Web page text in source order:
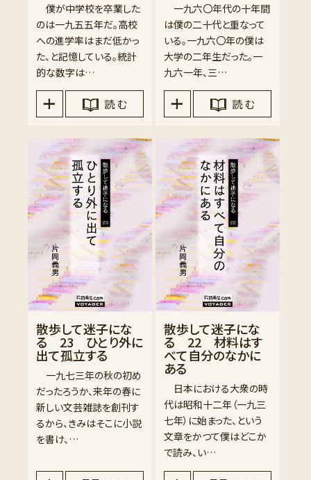
僕が中学校を卒業した
のは一九五五年だ。高校
への進学率はまだ低かっ
た、と記憶している。統計
的な数字は…
読 む
一九六〇年代の十年間
は僕の二十代と重なって
いる。一九六〇年の僕は
大学の二年生だった。一
九六一年、三…
読 む
散歩して迷子にな
る 23 ひとり外に
出て孤立する
一九七三年の秋の初め
だったろうか、来年の春に
新しい文芸雑誌を創刊す
るから、きみはそこに小説
を書け、…
散歩して迷子にな
る 22 材料はす
べて自分のなかに
ある
日本における大衆の時
代は昭和十二年（一九三
七年）に始まった、という
文章をかつて僕はどこか
で読み、い…